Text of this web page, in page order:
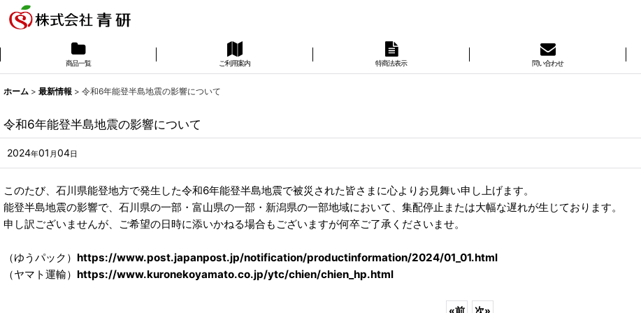
商品一覧 ご利用案内 特商法表示 問い合わせ
ホーム > 最新情報 > 令和6年能登半島地震の影響について
令和6年能登半島地震の影響について
2024年01 月04日
このたび、石川県能登地方で発生した令和6年能登半島地震で被災された皆さまに心よりお見舞い申し上げます。
能登半島地震の影響で、石川県の一部・富山県の一部・新潟県の一部地域において、集配停止または大幅な遅れが生じております。
申し訳ございませんが、ご希望の日時に添いかねる場合もございますが何卒ご了承くださいませ。
（ゆうパック） https://www.post.japanpost.jp/notification/productinformation/2024/01_01.html
（ヤマト運輸） https://www.kuronekoyamato.co.jp/ytc/chien/chien_hp.html
«前 次»